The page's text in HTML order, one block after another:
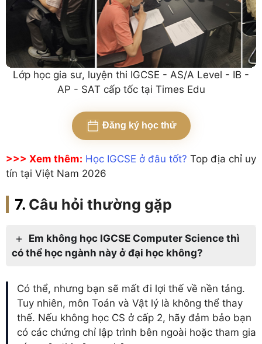
Lớp học gia sư, luyện thi IGCSE - AS/A Level - IB -
AP - SAT cấp tốc tại Times Edu
Đăng ký học thử
>>> Xem thêm: Học IGCSE ở đâu tốt? Top địa chỉ uy
tín tại Việt Nam 2026
Câu hỏi thường gặp
Em không học IGCSE Computer Science thì
có thể học ngành này ở đại học không?
Có thể, nhưng bạn sẽ mất đi lợi thế về nền tảng.
Tuy nhiên, môn Toán và Vật lý là không thể thay
thế. Nếu không học CS ở cấp 2, hãy đảm bảo bạn
có các chứng chỉ lập trình bên ngoài hoặc tham gia